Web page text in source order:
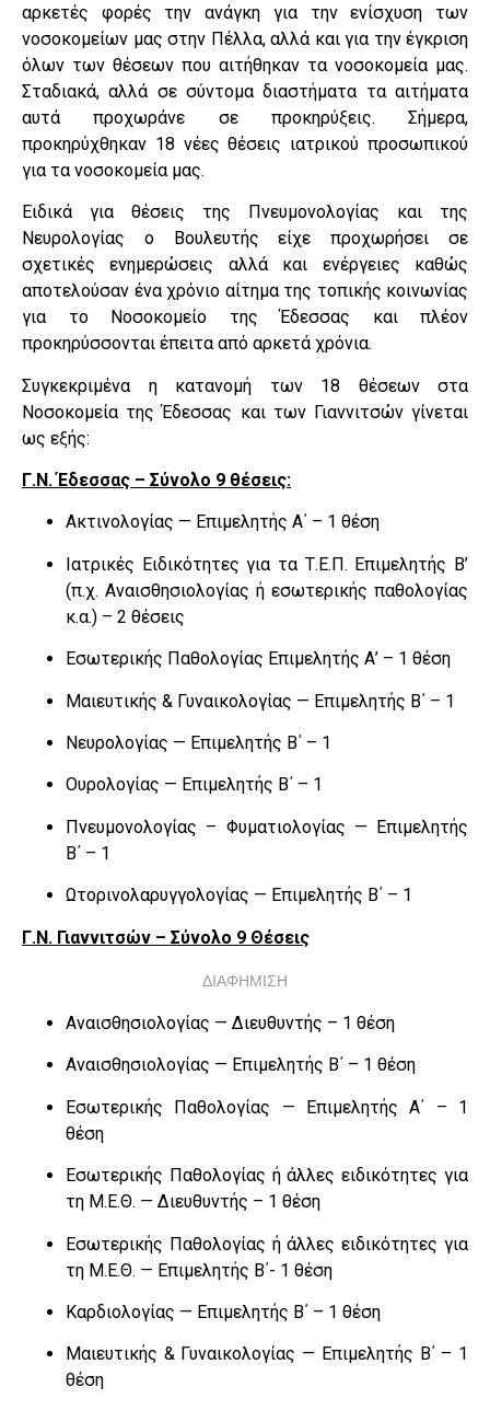
αρκετές φορές την ανάγκη για την ενίσχυση των
νοσοκομείων μας στην Πέλλα, αλλά και για την έγκριση
όλων των θέσεων που αιτήθηκαν τα νοσοκομεία μας.
Σταδιακά, αλλά σε σύντομα διαστήματα τα αιτήματα
αυτά προχωράνε σε προκηρύξεις. Σήμερα,
προκηρύχθηκαν 18 νέες θέσεις ιατρικού προσωπικού
για τα νοσοκομεία μας.
Ειδικά για θέσεις της Πνευμονολογίας και της
Νευρολογίας ο Βουλευτής είχε προχωρήσει σε
σχετικές ενημερώσεις αλλά και ενέργειες καθώς
αποτελούσαν ένα χρόνιο αίτημα της τοπικής κοινωνίας
για το Νοσοκομείο της Έδεσσας και πλέον
προκηρύσσονται έπειτα από αρκετά χρόνια.
Συγκεκριμένα η κατανομή των 18 θέσεων στα
Νοσοκομεία της Έδεσσας και των Γιαννιτσών γίνεται
ως εξής:
Γ.Ν. Έδεσσας – Σύνολο 9 θέσεις:
Ακτινολογίας — Επιμελητής Α΄ – 1 θέση
Ιατρικές Ειδικότητες για τα Τ.Ε.Π. Επιμελητής Β’
(π.χ. Αναισθησιολογίας ή εσωτερικής παθολογίας
κ.α.) – 2 θέσεις
Εσωτερικής Παθολογίας Επιμελητής Α’ – 1 θέση
Μαιευτικής & Γυναικολογίας — Επιμελητής Β΄ – 1
Νευρολογίας — Επιμελητής Β΄ – 1
Ουρολογίας — Επιμελητής Β΄ – 1
Πνευμονολογίας – Φυματιολογίας — Επιμελητής
Β΄ – 1
Ωτορινολαρυγγολογίας — Επιμελητής Β΄ – 1
Γ.Ν. Γιαννιτσών – Σύνολο 9 Θέσεις
ΔΙΑΦΗΜΙΣΗ
Αναισθησιολογίας — Διευθυντής – 1 θέση
Αναισθησιολογίας — Επιμελητής Β΄ – 1 θέση
Εσωτερικής Παθολογίας — Επιμελητής Α΄ – 1
θέση
Εσωτερικής Παθολογίας ή άλλες ειδικότητες για
τη Μ.Ε.Θ. — Διευθυντής – 1 θέση
Εσωτερικής Παθολογίας ή άλλες ειδικότητες για
τη Μ.Ε.Θ. — Επιμελητής Β΄- 1 θέση
Καρδιολογίας — Επιμελητής Β΄ – 1 θέση
Μαιευτικής & Γυναικολογίας — Επιμελητής Β΄ – 1
θέση